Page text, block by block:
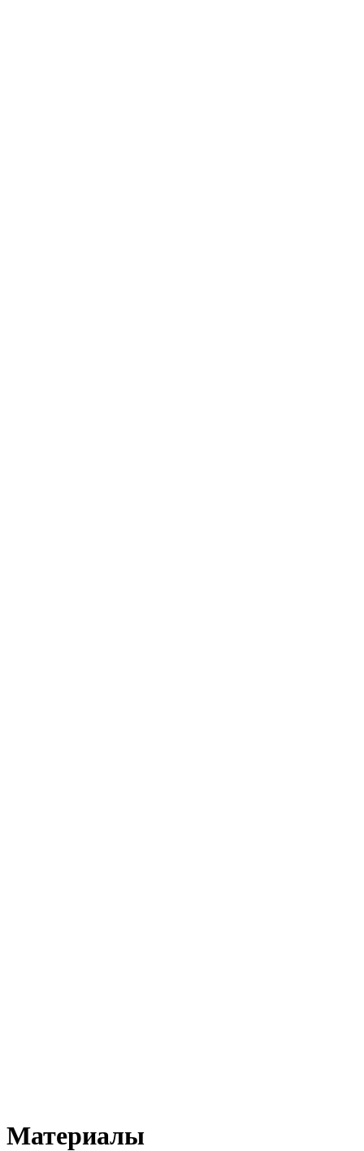
Материалы